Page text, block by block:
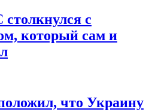
с
который сам и
что Украину